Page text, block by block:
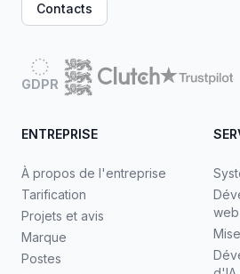
Contacts
GDPR
ENTREPRISE
À propos de l'entreprise
Tarification
Projets et avis
Marque
Postes
web